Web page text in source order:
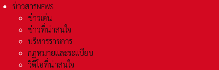
ข่าวสารNEWS
ข่าวเด่น
ข่าวที่น่าสนใจ
บริหารราชการ
กฏหมายและระเเบียบ
วิดีโอที่น่าสนใจ